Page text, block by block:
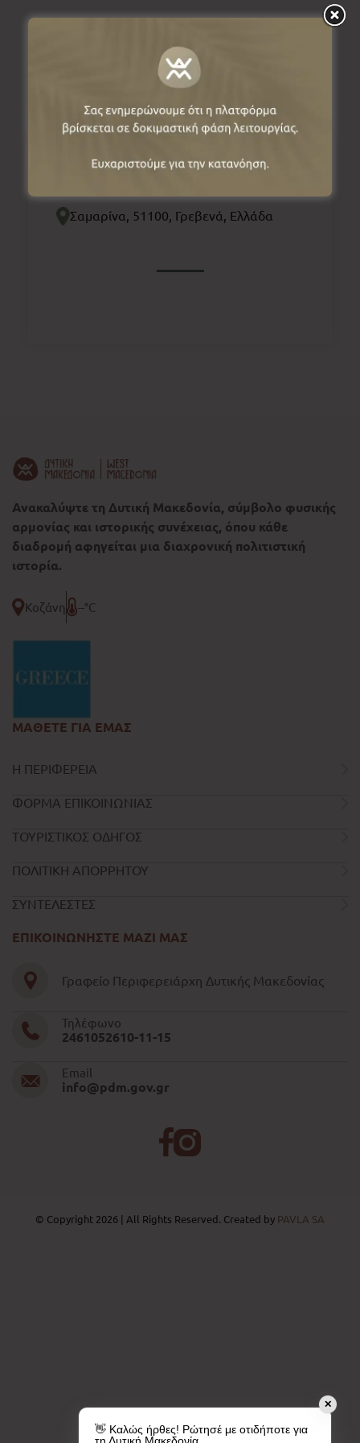
Σαμαρίνα, 51100, Γρεβενά, Ελλάδα
Ανακαλύψτε τη Δυτική Μακεδονία, σύμβολο φυσικής
αρμονίας και ιστορικής συνέχειας, όπου κάθε
διαδρομή αφηγείται μια διαχρονική πολιτιστική
ιστορία.
Κοζάνη --°C
ΜΑΘΕΤΕ ΓΙΑ ΕΜΑΣ
Η ΠΕΡΙΦΕΡΕΙΑ
ΦΟΡΜΑ ΕΠΙΚΟΙΝΩΝΙΑΣ
ΤΟΥΡΙΣΤΙΚΟΣ ΟΔΗΓΟΣ
ΠΟΛΙΤΙΚΗ ΑΠΟΡΡΗΤΟΥ
ΣΥΝΤΕΛΕΣΤΕΣ
ΕΠΙΚΟΙΝΩΝΗΣΤΕ ΜΑΖΙ ΜΑΣ
Γραφείο Περιφερειάρχη Δυτικής Μακεδονίας
Τηλέφωνο
2461052610-11-15
Email
info@pdm.gov.gr
© Copyright 2026 | All Rights Reserved. Created by PAVLA SA
✕
👋 Καλώς ήρθες! Ρώτησέ με οτιδήποτε για